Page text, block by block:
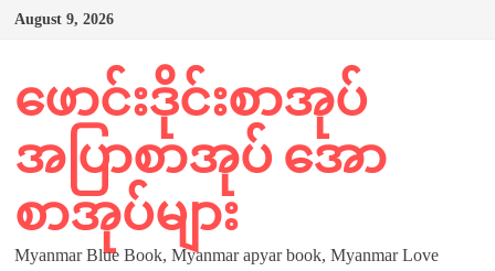
Skip
August 9, 2026
ဖောင်းဒိုင်းစာအုပ်
အပြာစာအုပ် အော
စာအုပ်များ
Myanmar Blue Book, Myanmar apyar book, Myanmar Love